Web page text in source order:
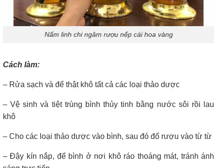
Nấm linh chi ngâm rượu nếp cái hoa vàng
Cách làm:
– Rửa sạch và để thật khô tất cả các loại thảo dược
– Vệ sinh và tiệt trùng bình thủy tinh bằng nước sôi rồi lau
khô
– Cho các loại thảo dược vào bình, sau đó đổ rượu vào từ từ
– Đậy kín nắp, để bình ở nơi khô ráo thoáng mát, tránh ánh